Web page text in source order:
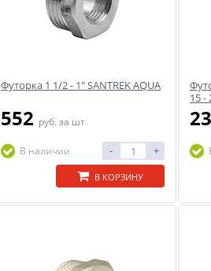
Футорка 1 1/2 - 1" SANTREK AQUA
552 руб. за шт
В наличии - +
В КОРЗИНУ
15 -